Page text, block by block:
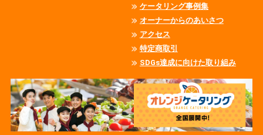
ケータリング事例集
オーナーからのあいさつ
アクセス
特定商取引
SDGs達成に向けた取り組み